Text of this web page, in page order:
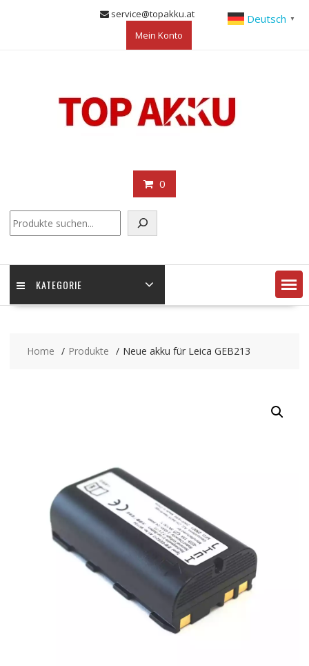
service@topakku.at
Mein Konto
0
KATEGORIE
Home Produkte Neue akku für Leica GEB213
Deutsch ▼